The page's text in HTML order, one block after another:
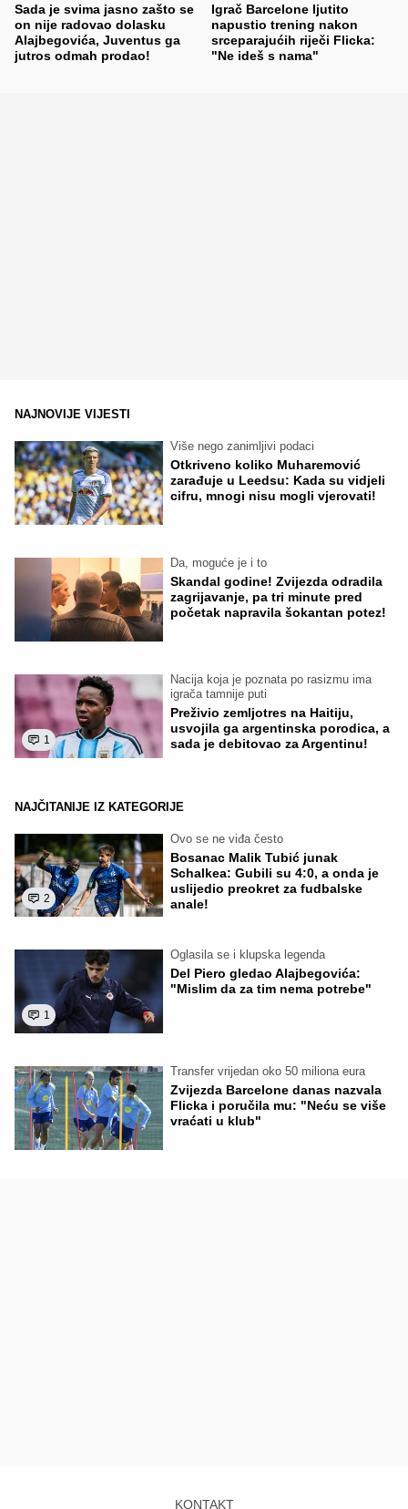
Sada je svima jasno zašto se
on nije radovao dolasku
Alajbegovića, Juventus ga
jutros odmah prodao!
Igrač Barcelone ljutito
napustio trening nakon
srceparajućih riječi Flicka:
"Ne ideš s nama"
NAJNOVIJE VIJESTI
Više nego zanimljivi podaci
Otkriveno koliko Muharemović
zarađuje u Leedsu: Kada su vidjeli
cifru, mnogi nisu mogli vjerovati!
Da, moguće je i to
Skandal godine! Zvijezda odradila
zagrijavanje, pa tri minute pred
početak napravila šokantan potez!
1
Nacija koja je poznata po rasizmu ima
igrača tamnije puti
Preživio zemljotres na Haitiju,
usvojila ga argentinska porodica, a
sada je debitovao za Argentinu!
NAJČITANIJE IZ KATEGORIJE
2
Ovo se ne viđa često
Bosanac Malik Tubić junak
Schalkea: Gubili su 4:0, a onda je
uslijedio preokret za fudbalske
anale!
1
Oglasila se i klupska legenda
Del Piero gledao Alajbegovića:
"Mislim da za tim nema potrebe"
Transfer vrijedan oko 50 miliona eura
Zvijezda Barcelone danas nazvala
Flicka i poručila mu: "Neću se više
vraćati u klub"
KONTAKT